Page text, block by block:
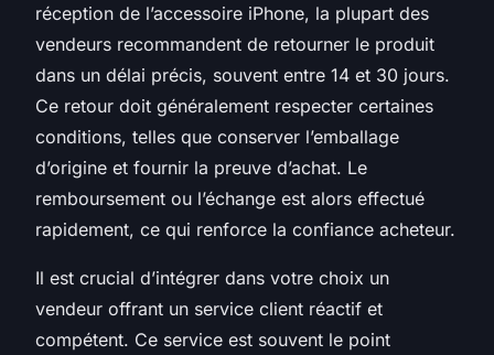
réception de l’accessoire iPhone, la plupart des
vendeurs recommandent de retourner le produit
dans un délai précis, souvent entre 14 et 30 jours.
Ce retour doit généralement respecter certaines
conditions, telles que conserver l’emballage
d’origine et fournir la preuve d’achat. Le
remboursement ou l’échange est alors effectué
rapidement, ce qui renforce la confiance acheteur.
Il est crucial d’intégrer dans votre choix un
vendeur offrant un service client réactif et
compétent. Ce service est souvent le point